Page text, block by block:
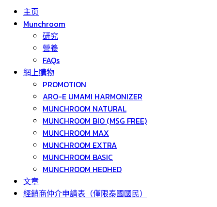
主页
Munchroom
研究
營養
FAQs
網上購物
PROMOTION
ARO-E UMAMI HARMONIZER
MUNCHROOM NATURAL
MUNCHROOM BIO (MSG FREE)
MUNCHROOM MAX
MUNCHROOM EXTRA
MUNCHROOM BASIC
MUNCHROOM HEDHED
文章
經銷商仲介申請表（僅限泰國國民）